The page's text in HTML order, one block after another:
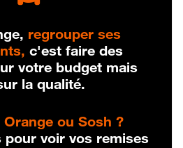
regrouper ses
c'est faire des
votre budget mais
la qualité.
ou Sosh ?
pour voir vos remises